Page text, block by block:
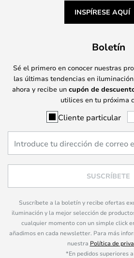
INSPÍRESE AQUÍ
Boletín
Sé el primero en conocer nuestras
las últimas tendencias en
ahora y recibe un cupón de
utilices en tu próxima
Cliente particular
SUSCRÍBETE
Suscríbete a la boletín y recibe ofertas
iluminación y la mejor selección de
cualquier momento con un simple click
añadimos en cada newsletter. Para más
nuestra Política de
*En pedidos superiores